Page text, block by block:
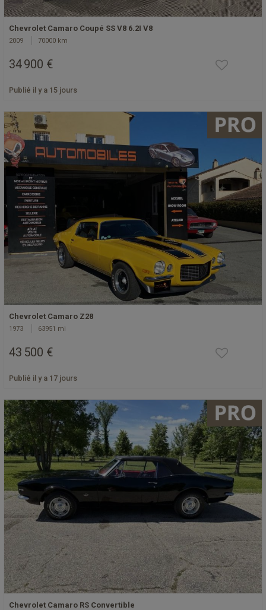
Chevrolet Camaro Coupé SS V8 6.2I V8
2009 70000 km
34 900 €
Publié il y a 15 jours
Chevrolet Camaro Z28
1973 63951 mi
43 500 €
Publié il y a 17 jours
Chevrolet Camaro RS Convertible